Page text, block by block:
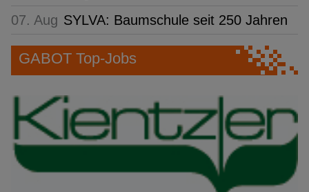
07. Aug SYLVA: Baumschule seit 250 Jahren
GABOT Top-Jobs